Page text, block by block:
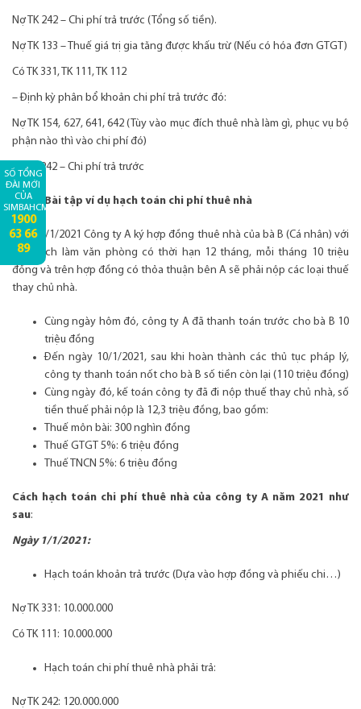
Nợ TK 242 – Chi phí trả trước (Tổng số tiền).
Nợ TK 133 – Thuế giá trị gia tăng được khấu trừ (Nếu có hóa đơn GTGT)
Có TK 331, TK 111, TK 112
– Định kỳ phân bổ khoản chi phí trả trước đó:
Nợ TK 154, 627, 641, 642 (Tùy vào mục đích thuê nhà làm gì, phục vụ bộ
phận nào thì vào chi phí đó)
Có TK 242 – Chi phí trả trước
Bài tập ví dụ hạch toán chi phí thuê nhà
Ngày 1/1/2021 Công ty A ký hợp đồng thuê nhà của bà B (Cá nhân) với
mục đích làm văn phòng có thời hạn 12 tháng, mỗi tháng 10 triệu
đồng và trên hợp đồng có thỏa thuận bên A sẽ phải nộp các loại thuế
thay chủ nhà.
Cùng ngày hôm đó, công ty A đã thanh toán trước cho bà B 10
triệu đồng
Đến ngày 10/1/2021, sau khi hoàn thành các thủ tục pháp lý,
công ty thanh toán nốt cho bà B số tiền còn lại (110 triệu đồng)
Cùng ngày đó, kế toán công ty đã đi nộp thuế thay chủ nhà, số
tiền thuế phải nộp là 12,3 triệu đồng, bao gồm:
Thuế môn bài: 300 nghìn đồng
Thuế GTGT 5%: 6 triệu đồng
Thuế TNCN 5%: 6 triệu đồng
Cách hạch toán chi phí thuê nhà của công ty A năm 2021 như
sau:
Ngày 1/1/2021:
Hạch toán khoản trả trước (Dựa vào hợp đồng và phiếu chi…)
Nợ TK 331: 10.000.000
Có TK 111: 10.000.000
Hạch toán chi phí thuê nhà phải trả:
Nợ TK 242: 120.000.000
SỐ TỔNG
ĐÀI MỚI
CỦA
SIMBAHCM:
1900
63 66
89